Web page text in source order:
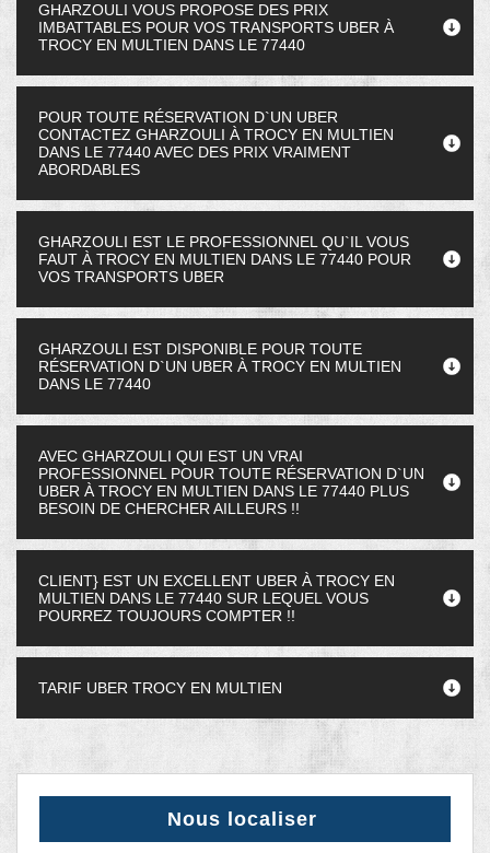
GHARZOULI VOUS PROPOSE DES PRIX
IMBATTABLES POUR VOS TRANSPORTS UBER À
TROCY EN MULTIEN DANS LE 77440
POUR TOUTE RÉSERVATION D`UN UBER
CONTACTEZ GHARZOULI À TROCY EN MULTIEN
DANS LE 77440 AVEC DES PRIX VRAIMENT
ABORDABLES
GHARZOULI EST LE PROFESSIONNEL QU`IL VOUS
FAUT À TROCY EN MULTIEN DANS LE 77440 POUR
VOS TRANSPORTS UBER
GHARZOULI EST DISPONIBLE POUR TOUTE
RÉSERVATION D`UN UBER À TROCY EN MULTIEN
DANS LE 77440
AVEC GHARZOULI QUI EST UN VRAI
PROFESSIONNEL POUR TOUTE RÉSERVATION D`UN
UBER À TROCY EN MULTIEN DANS LE 77440 PLUS
BESOIN DE CHERCHER AILLEURS !!
CLIENT} EST UN EXCELLENT UBER À TROCY EN
MULTIEN DANS LE 77440 SUR LEQUEL VOUS
POURREZ TOUJOURS COMPTER !!
TARIF UBER TROCY EN MULTIEN
Nous localiser